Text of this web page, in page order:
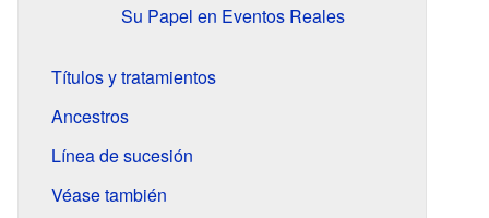
Su Papel en Eventos Reales
Títulos y tratamientos
Ancestros
Línea de sucesión
Véase también